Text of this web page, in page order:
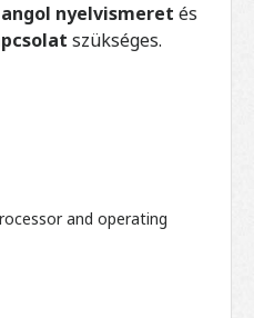
angol nyelvismeret és
szükséges.
and operating